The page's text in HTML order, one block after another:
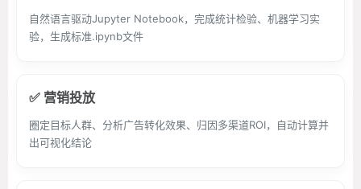
自然语言驱动Jupyter Notebook，完成统计检验、机器学习实
验，生成标准.ipynb文件
✅ 营销投放
圈定目标人群、分析广告转化效果、归因多渠道ROI，自动计算并
出可视化结论